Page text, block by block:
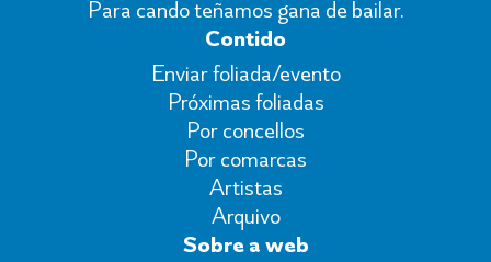
Para cando teñamos gana de bailar.
Contido
Enviar foliada/evento
Próximas foliadas
Por concellos
Por comarcas
Artistas
Arquivo
Sobre a web